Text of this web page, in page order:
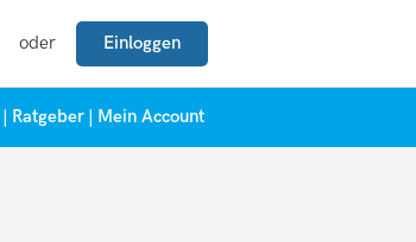
oder Einloggen
Ratgeber Mein Account